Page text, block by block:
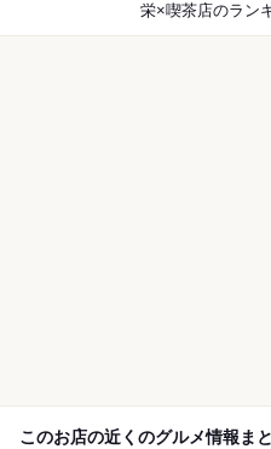
栄×喫茶店のラン
このお店の近くのグルメ情報ま